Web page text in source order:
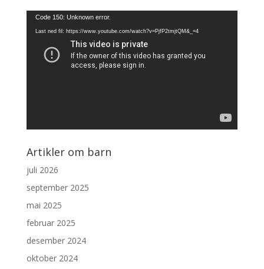
Videoavspiller
Code 150: Unknown error.
Last ned fil: https://www.youtube.com/watch?v=PjfP2tmjtQM&_=4
Artikler om barn
juli 2026
september 2025
mai 2025
februar 2025
desember 2024
oktober 2024